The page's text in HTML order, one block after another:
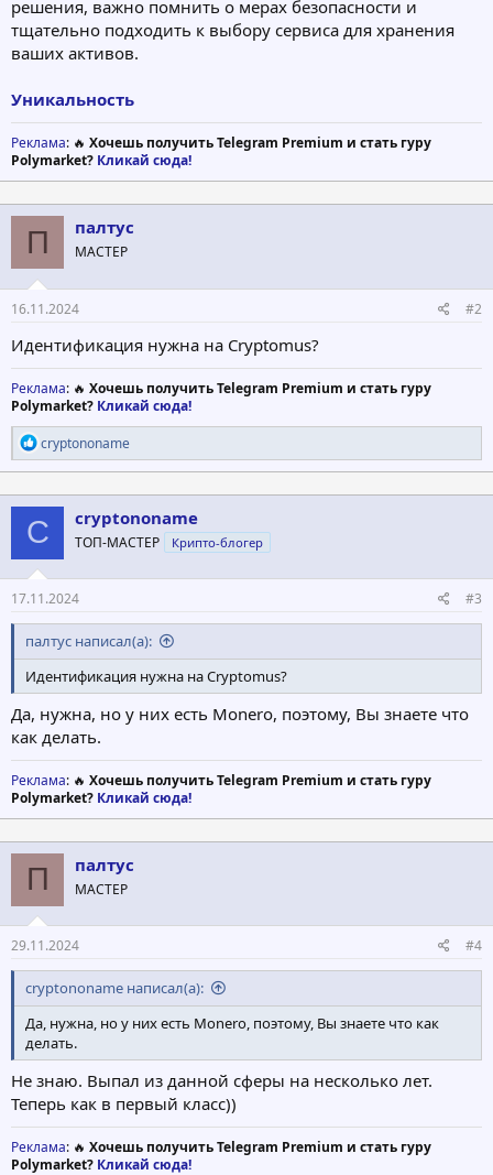
решения, важно помнить о мерах безопасности и
тщательно подходить к выбору сервиса для хранения
ваших активов.
Уникальность
Реклама: 🔥 Хочешь получить Telegram Premium и стать гуру
Polymarket? Кликай сюда!
П палтус
МАСТЕР
16.11.2024 #2
Идентификация нужна на Cryptomus?
Реклама: 🔥 Хочешь получить Telegram Premium и стать гуру
Polymarket? Кликай сюда!
Р
е
а
к
ц
и
и
:
cryptononame
C cryptononame
ТОП-МАСТЕР Крипто-блогер
17.11.2024 #3
палтус написал(а):
Идентификация нужна на Cryptomus?
Да, нужна, но у них есть Monero, поэтому, Вы знаете что
как делать.
Реклама: 🔥 Хочешь получить Telegram Premium и стать гуру
Polymarket? Кликай сюда!
П палтус
МАСТЕР
29.11.2024 #4
cryptononame написал(а):
Да, нужна, но у них есть Monero, поэтому, Вы знаете что как
делать.
Не знаю. Выпал из данной сферы на несколько лет.
Теперь как в первый класс))
Реклама: 🔥 Хочешь получить Telegram Premium и стать гуру
Polymarket? Кликай сюда!